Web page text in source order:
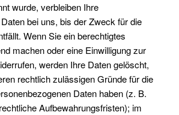
wurde, verbleiben Ihre
bei uns, bis der Zweck für die
Wenn Sie ein berechtigtes
machen oder eine Einwilligung zur
werden Ihre Daten gelöscht,
rechtlich zulässigen Gründe für die
Daten haben (z. B.
Aufbewahrungsfristen); im